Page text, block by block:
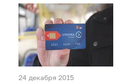
24 декабря 2015